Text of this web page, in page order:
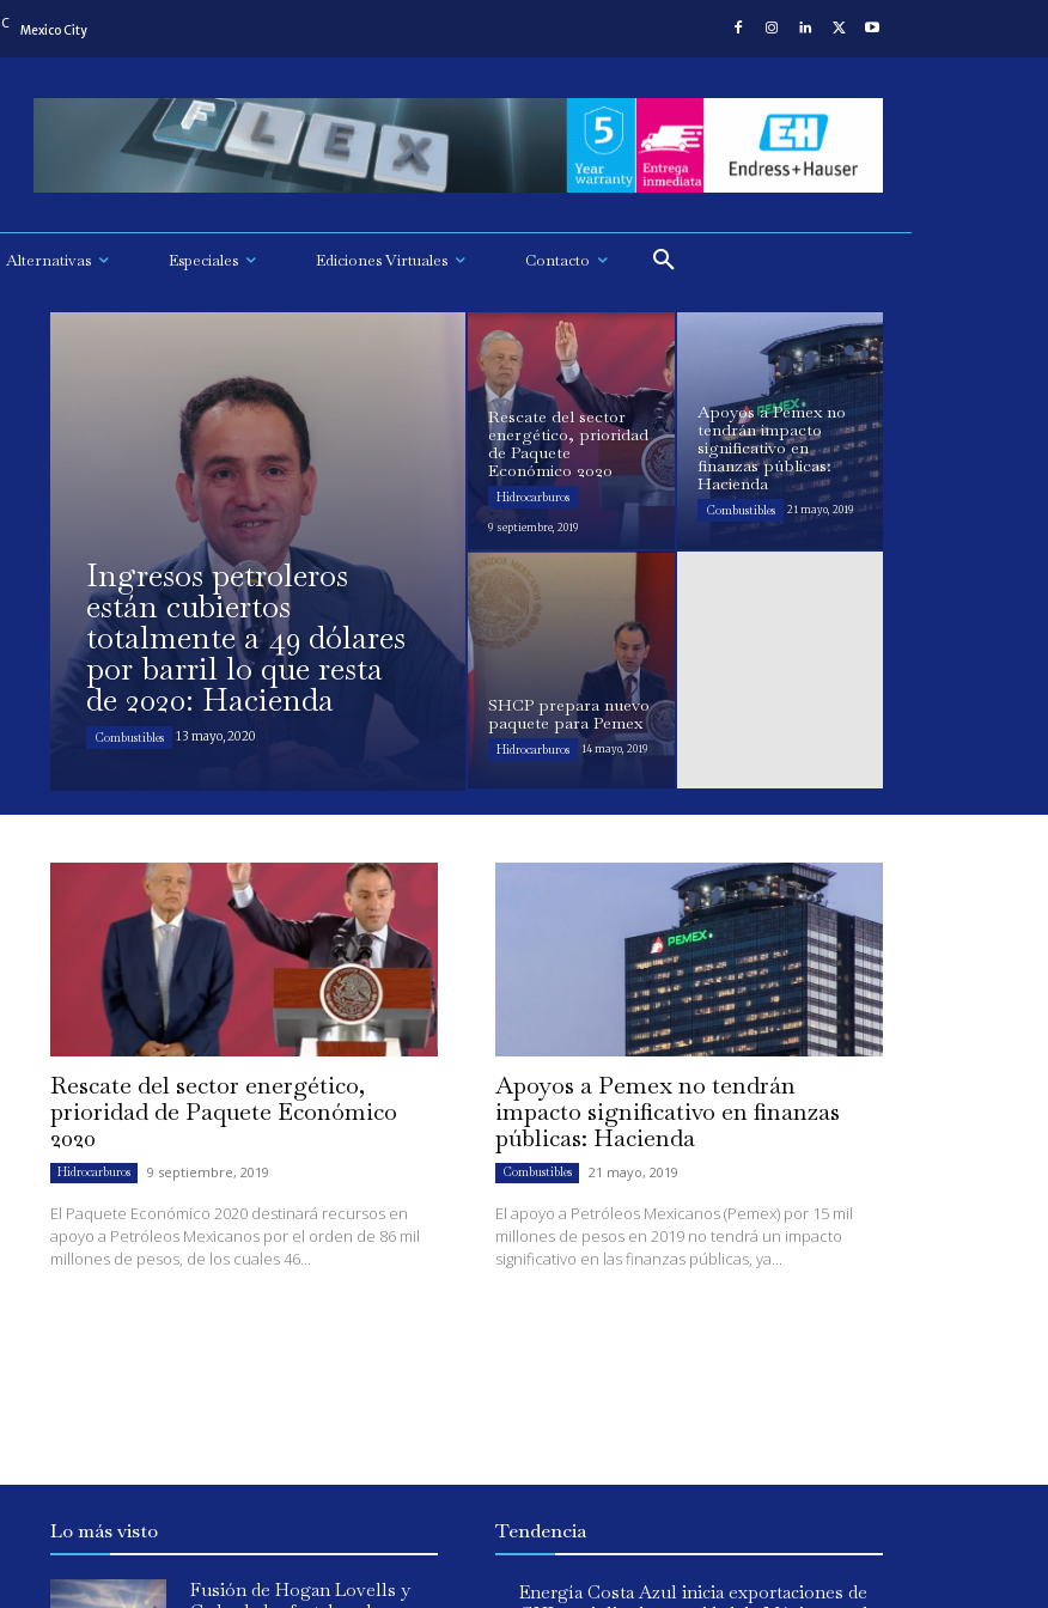
C Mexico City
Alternativas Especiales Ediciones Virtuales Contacto
Ingresos petroleros
están cubiertos
totalmente a 49 dólares
por barril lo que resta
de 2020: Hacienda
Combustibles 13 mayo, 2020
Rescate del sector
energético, prioridad
de Paquete
Económico 2020
Hidrocarburos
9 septiembre, 2019
Apoyos a Pemex no
tendrán impacto
significativo en
finanzas públicas:
Hacienda
Combustibles 21 mayo, 2019
SHCP prepara nuevo
paquete para Pemex
Hidrocarburos 14 mayo, 2019
Rescate del sector energético,
prioridad de Paquete Económico
2020
Hidrocarburos 9 septiembre, 2019
El Paquete Económico 2020 destinará recursos en
apoyo a Petróleos Mexicanos por el orden de 86 mil
millones de pesos, de los cuales 46...
Apoyos a Pemex no tendrán
impacto significativo en finanzas
públicas: Hacienda
Combustibles 21 mayo, 2019
El apoyo a Petróleos Mexicanos (Pemex) por 15 mil
millones de pesos en 2019 no tendrá un impacto
significativo en las finanzas públicas, ya...
Lo más visto
Fusión de Hogan Lovells y
Tendencia
Energía Costa Azul inicia exportaciones de